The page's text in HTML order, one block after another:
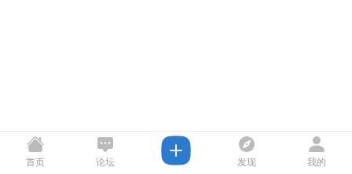
首页 论坛 发现 我的